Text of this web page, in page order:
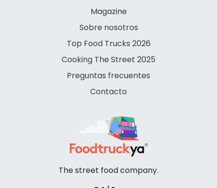
Magazine
Sobre nosotros
Top Food Trucks 2026
Cooking The Street 2025
Preguntas frecuentes
Contacto
The street food company.